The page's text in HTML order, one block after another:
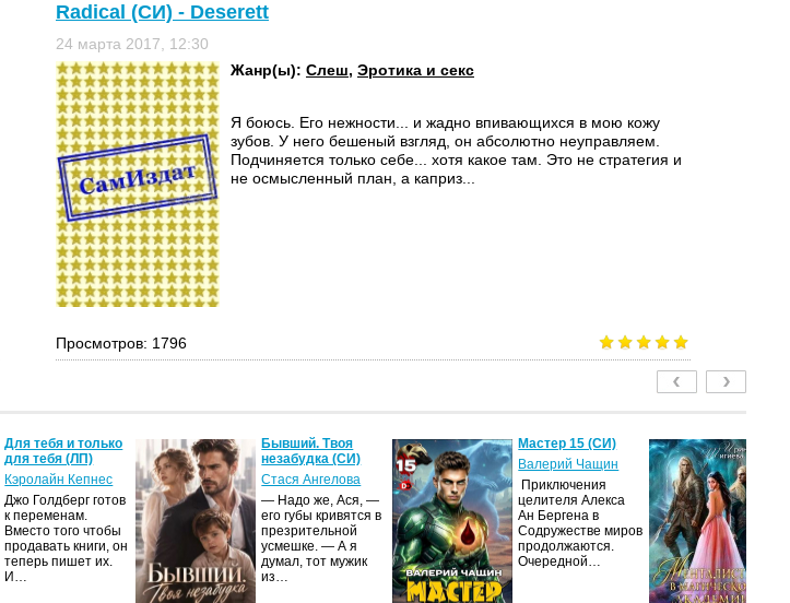
Radical (СИ) - Deserett
24 марта 2017, 12:30
Жанр(ы): Слеш, Эротика и секс
Я боюсь. Его нежности... и жадно впивающихся в мою кожу
зубов. У него бешеный взгляд, он абсолютно неуправляем.
Подчиняется только себе... хотя какое там. Это не стратегия и
не осмысленный план, а каприз...
Просмотров: 1796
Для тебя и только
для тебя (ЛП)
Кэролайн Кепнес
Джо Голдберг готов
к переменам.
Вместо того чтобы
продавать книги, он
теперь пишет их.
И…
Бывший. Твоя
незабудка (СИ)
Стася Ангелова
— Надо же, Ася, —
его губы кривятся в
презрительной
усмешке. — А я
думал, тот мужик
из…
Мастер 15 (СИ)
Валерий Чащин
Приключения
целителя Алекса
Ан Бергена в
Содружестве миров
продолжаются.
Очередной…